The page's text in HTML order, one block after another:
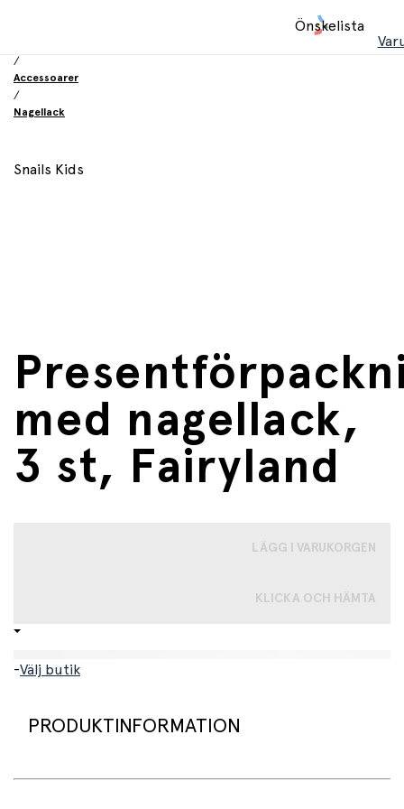
Önskelista
/
Accessoarer
/
Nagellack
Snails Kids
med nagellack,
3 st, Fairyland
LÄGG I VARUKORGEN
KLICKA OCH HÄMTA
-Välj butik
PRODUKTINFORMATION